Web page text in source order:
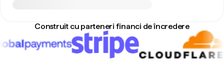
Construit cu parteneri financi de încredere